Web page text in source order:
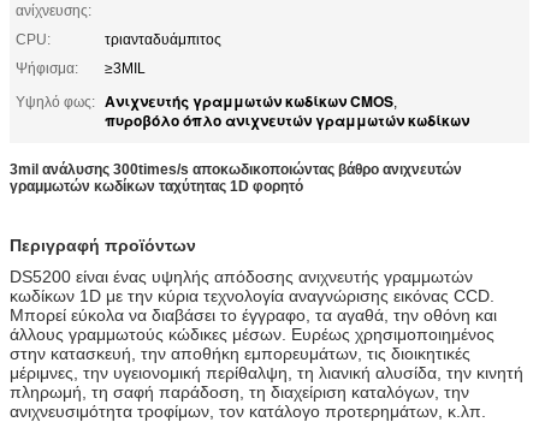
ανίχνευσης:
CPU:
τριανταδυάμπιτος
Ψήφισμα:
≥3MIL
Υψηλό φως: Ανιχνευτής γραμμωτών κωδίκων CMOS,
πυροβόλο όπλο ανιχνευτών γραμμωτών κωδίκων
3mil ανάλυσης 300times/s αποκωδικοποιώντας βάθρο ανιχνευτών
γραμμωτών κωδίκων ταχύτητας 1D φορητό
Περιγραφή προϊόντων
DS5200 είναι ένας υψηλής απόδοσης ανιχνευτής γραμμωτών
κωδίκων 1D με την κύρια τεχνολογία αναγνώρισης εικόνας CCD.
Μπορεί εύκολα να διαβάσει το έγγραφο, τα αγαθά, την οθόνη και
άλλους γραμμωτούς κώδικες μέσων. Ευρέως χρησιμοποιημένος
στην κατασκευή, την αποθήκη εμπορευμάτων, τις διοικητικές
μέριμνες, την υγειονομική περίθαλψη, τη λιανική αλυσίδα, την κινητή
πληρωμή, τη σαφή παράδοση, τη διαχείριση καταλόγων, την
ανιχνευσιμότητα τροφίμων, τον κατάλογο προτερημάτων, κ.λπ.